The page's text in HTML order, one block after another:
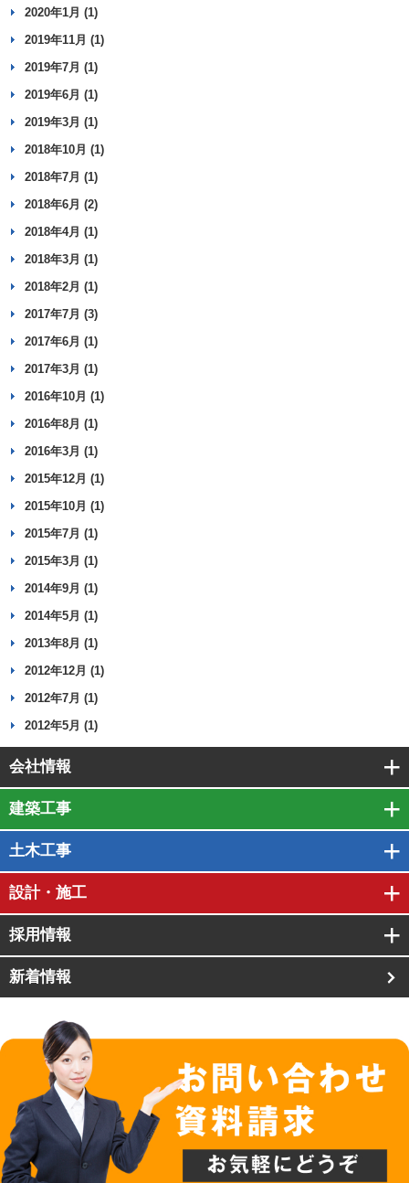
2020年1月 (1)
2019年11月 (1)
2019年7月 (1)
2019年6月 (1)
2019年3月 (1)
2018年10月 (1)
2018年7月 (1)
2018年6月 (2)
2018年4月 (1)
2018年3月 (1)
2018年2月 (1)
2017年7月 (3)
2017年6月 (1)
2017年3月 (1)
2016年10月 (1)
2016年8月 (1)
2016年3月 (1)
2015年12月 (1)
2015年10月 (1)
2015年7月 (1)
2015年3月 (1)
2014年9月 (1)
2014年5月 (1)
2013年8月 (1)
2012年12月 (1)
2012年7月 (1)
2012年5月 (1)
会社情報
建築工事
土木工事
設計・施工
採用情報
新着情報